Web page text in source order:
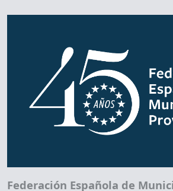
Federación Española de